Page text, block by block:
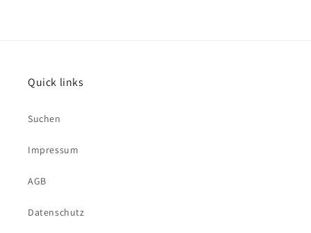
Quick links
Suchen
Impressum
AGB
Datenschutz